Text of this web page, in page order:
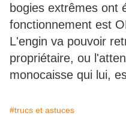
bogies extrêmes ont
fonctionnement est
L'engin va pouvoir
propriétaire, ou
monocaisse qui lui,
#trucs et astuces